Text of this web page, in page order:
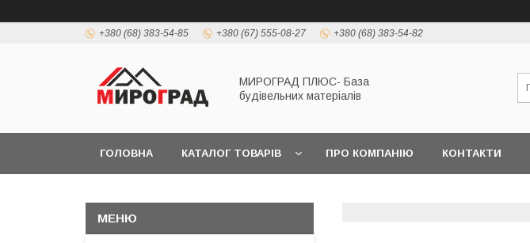
+380 (68) 383-54-85 +380 (67) 555-08-27 +380 (68) 383-54-82
МИРОГРАД ПЛЮС- База
будівельних матеріалів
ГОЛОВНА КАТАЛОГ ТОВАРІВ ПРО КОМПАНІЮ КОНТАКТИ